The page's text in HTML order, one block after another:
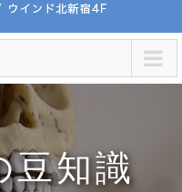
豆知識